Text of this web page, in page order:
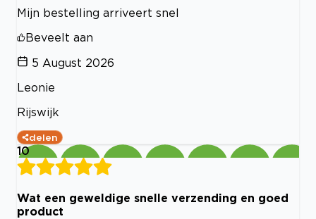
Mijn bestelling arriveert snel
Beveelt aan
5 August 2026
Leonie
Rijswijk
delen
10
Wat een geweldige snelle verzending en goed
product